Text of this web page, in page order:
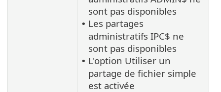
sont pas disponibles
• Les partages
administratifs IPC$ ne
sont pas disponibles
• L'option Utiliser un
partage de fichier simple
est activée